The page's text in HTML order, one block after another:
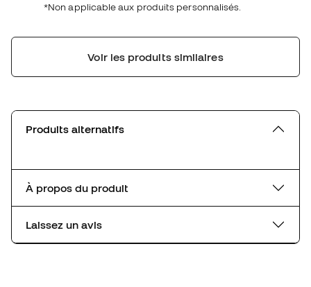
*Non applicable aux produits personnalisés.
Voir les produits similaires
Produits alternatifs
À propos du produit
Laissez un avis